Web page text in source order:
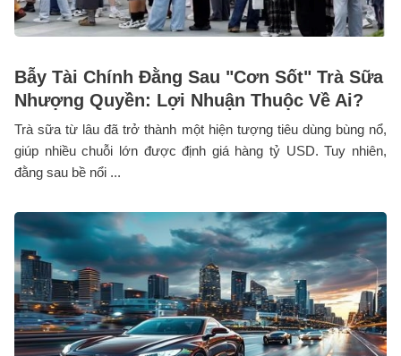
Bẫy Tài Chính Đằng Sau "Cơn Sốt" Trà Sữa
Nhượng Quyền: Lợi Nhuận Thuộc Về Ai?
Trà sữa từ lâu đã trở thành một hiện tượng tiêu dùng bùng nổ,
giúp nhiều chuỗi lớn được định giá hàng tỷ USD. Tuy nhiên,
đằng sau bề nổi ...